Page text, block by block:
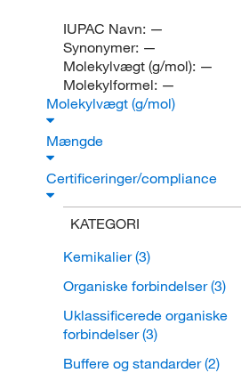
IUPAC Navn: —
Synonymer: —
Molekylvægt (g/mol): —
Molekylformel: —
Molekylvægt (g/mol)
Mængde
Certificeringer/compliance
KATEGORI
Kemikalier(3)
Organiske forbindelser(3)
Uklassificerede organiske
forbindelser(3)
Buffere og standarder(2)